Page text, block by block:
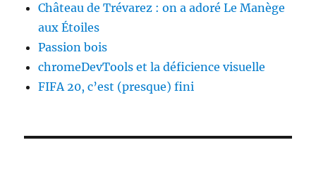
Château de Trévarez : on a adoré Le Manège
aux Étoiles
Passion bois
chromeDevTools et la déficience visuelle
FIFA 20, c’est (presque) fini